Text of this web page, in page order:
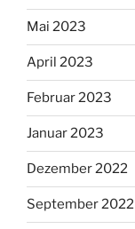
Mai 2023
April 2023
Februar 2023
Januar 2023
Dezember 2022
September 2022